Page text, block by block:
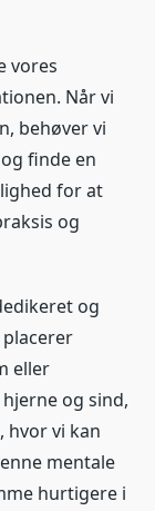
vores
Når vi
behøver vi
finde en
for at
og
og
eller
og sind,
vi kan
mentale
hurtigere i